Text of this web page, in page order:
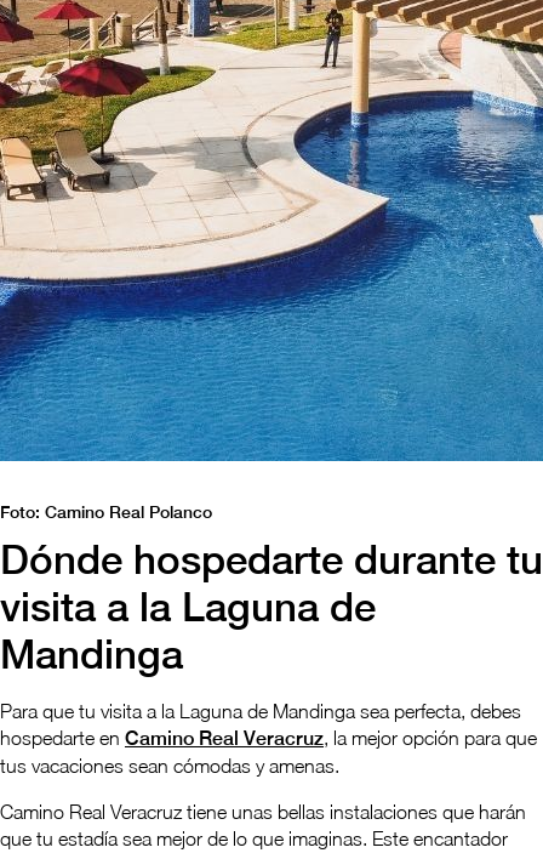
Foto: Camino Real Polanco
Dónde hospedarte durante tu
visita a la Laguna de
Mandinga
Para que tu visita a la Laguna de Mandinga sea perfecta, debes
hospedarte en Camino Real Veracruz, la mejor opción para que
tus vacaciones sean cómodas y amenas.
Camino Real Veracruz tiene unas bellas instalaciones que harán
que tu estadía sea mejor de lo que imaginas. Este encantador